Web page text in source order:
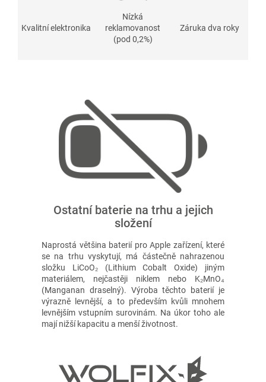
Kvalitní elektronika
Nízká
reklamovanost
(pod 0,2%)
Záruka dva roky
Ostatní baterie na trhu a jejich
složení
Naprostá většina baterií pro Apple zařízení, které
se na trhu vyskytují, má částečně nahrazenou
složku LiCoO₂ (Lithium Cobalt Oxide) jiným
materiálem, nejčastěji niklem nebo K₂MnO₄
(Manganan draselný). Výroba těchto baterií je
výrazně levnější, a to především kvůli mnohem
levnějším vstupním surovinám. Na úkor toho ale
mají nižší kapacitu a menší životnost.